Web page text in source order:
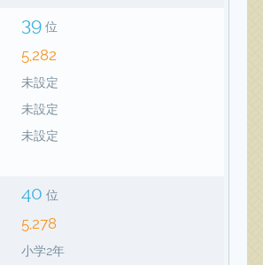
39 位
5,282
未設定
未設定
未設定
40 位
5,278
小学2年